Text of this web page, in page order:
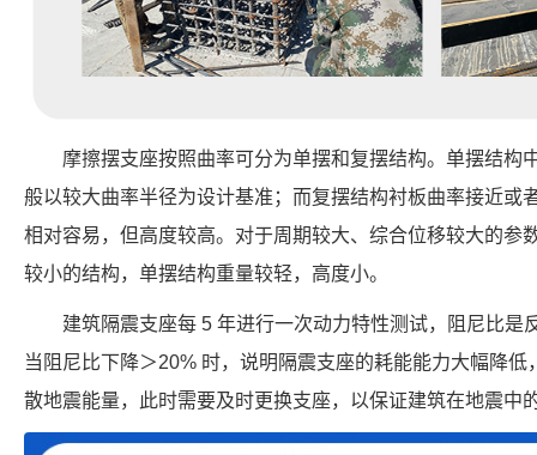
摩擦摆支座按照曲率可分为单摆和复摆结构。单摆结构
般以较大曲率半径为设计基准；而复摆结构衬板曲率接近或
相对容易，但高度较高。对于周期较大、综合位移较大的参
较小的结构，单摆结构重量较轻，高度小。
建筑隔震支座每 5 年进行一次动力特性测试，阻尼比是
当阻尼比下降＞20% 时，说明隔震支座的耗能能力大幅降
散地震能量，此时需要及时更换支座，以保证建筑在地震中